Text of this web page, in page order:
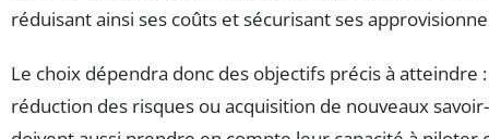
réduisant ainsi ses coûts et sécurisant ses
Le choix dépendra donc des objectifs précis à atteindre
réduction des risques ou acquisition de nouveaux